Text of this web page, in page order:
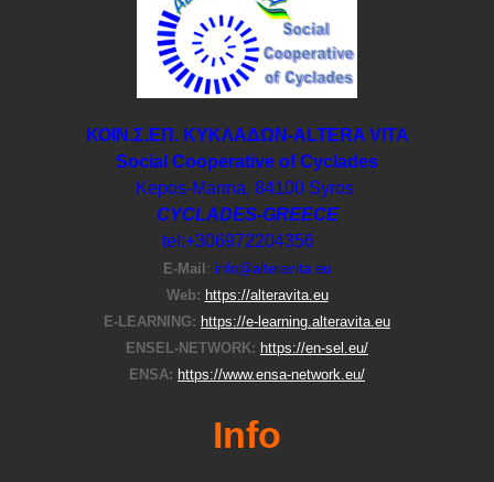
ΚΟΙΝ.Σ.ΕΠ. ΚΥΚΛΑΔΩΝ-ΑLTERA VITA
Social Cooperative of Cyclades
Kepos-Manna, 84100 Syros
CYCLADES-GREECE
tel:+306972204356
E-Μail : info@alteravita.eu
Web: https://alteravita.eu
E-LEARNING: https://e-learning.alteravita.eu
ENSEL-NETWORK: https://en-sel.eu/
ENSA: https://www.ensa-network.eu/
Info